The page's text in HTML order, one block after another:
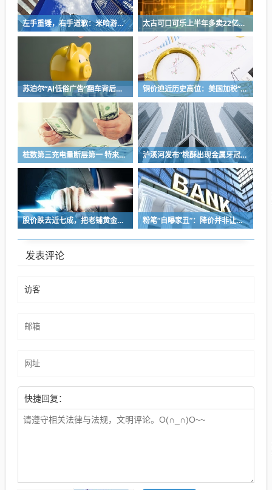
左手重锤，右手道歉：米哈游陷入彷徨 太古可口可乐上半年多卖22亿+，中国内地市场贡献超7成
苏泊尔“AI低俗广告”翻车背后：83%外资全盘掌控，陷入流量内卷、质量频发的负循环 铜价迫近历史高位：美国加税“抢铜”、中国立法保护
桩数第三充电量断层第一 特来电们为什么赢不了滴滴？ 泸溪河发布“桃酥出现金属牙冠”事件调查结论：视频情况不属实，当事人已主动删除致歉
股价跌去近七成，把老铺黄金当“奢侈品”抢的支持者不买单了 粉笔“自曝家丑”：降价并非让利，模仿同行产品弄巧成拙，同步推出历史学员退费方案
发表评论
快捷回复：